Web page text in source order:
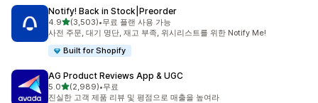
Notify! Back in Stock|Preorder
4.9별 5개 중
(3,503)
총 리뷰 3503개
•무료 플랜 사용 가능
사전 주문, 대기 명단, 재고 부족, 위시리스트를 위한 Notify Me!
Built for Shopify
AG Product Reviews App & UGC
5.0별 5개 중
(2,989)
총 리뷰 2989개
•무료
진실한 고객 제품 리뷰 및 평점으로 매출을 높여라